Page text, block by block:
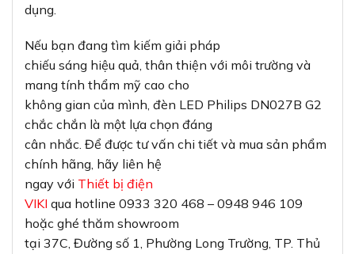
dụng.
Nếu bạn đang tìm kiếm giải pháp
chiếu sáng hiệu quả, thân thiện với môi trường và
mang tính thẩm mỹ cao cho
không gian của mình, đèn LED Philips DN027B G2
chắc chắn là một lựa chọn đáng
cân nhắc. Để được tư vấn chi tiết và mua sản phẩm
chính hãng, hãy liên hệ
ngay với Thiết bị điện
VIKI qua hotline 0933 320 468 – 0948 946 109
hoặc ghé thăm showroom
tại 37C, Đường số 1, Phường Long Trường, TP. Thủ